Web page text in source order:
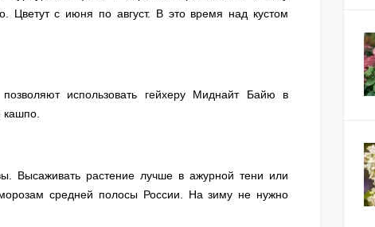
Цветут с июня по август. В это время над кустом
использовать гейхеру Миднайт Байю в
кашпо.
Высаживать растение лучше в ажурной тени или
средней полосы России. На зиму не нужно